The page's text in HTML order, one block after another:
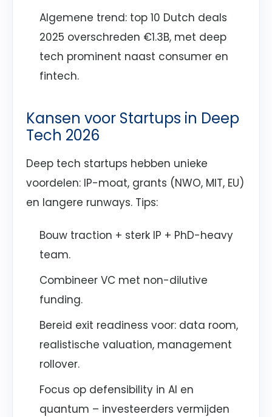
Algemene trend: top 10 Dutch deals
2025 overschreden €1.3B, met deep
tech prominent naast consumer en
fintech.
Kansen voor Startups in Deep
Tech 2026
Deep tech startups hebben unieke
voordelen: IP-moat, grants (NWO, MIT, EU)
en langere runways. Tips:
Bouw traction + sterk IP + PhD-heavy
team.
Combineer VC met non-dilutive
funding.
Bereid exit readiness voor: data room,
realistische valuation, management
rollover.
Focus op defensibility in AI en
quantum – investeerders vermijden